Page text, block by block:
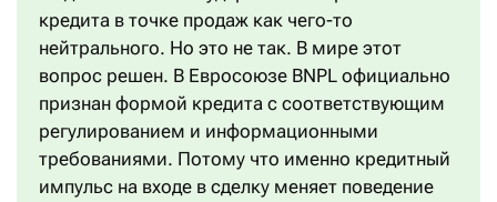
кредита в точке продаж как чего-то
нейтрального. Но это не так. В мире этот
вопрос решен. В Евросоюзе BNPL официально
признан формой кредита с соответствующим
регулированием и информационными
требованиями. Потому что именно кредитный
импульс на входе в сделку меняет поведение